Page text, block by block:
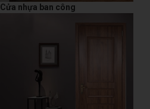
Cửa nhựa ban công